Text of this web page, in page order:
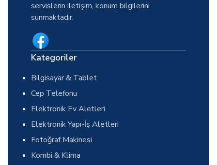
servislerin iletişim, konum bilgilerini
sunmaktadır.
Kategoriler
Bilgisayar & Tablet
Cep Telefonu
Elektronik Ev Aletleri
Elektronik Yapı-İş Aletleri
Fotoğraf Makinesi
Kombi & Klima